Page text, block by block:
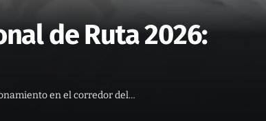
de Ruta 2026:
en el corredor del…